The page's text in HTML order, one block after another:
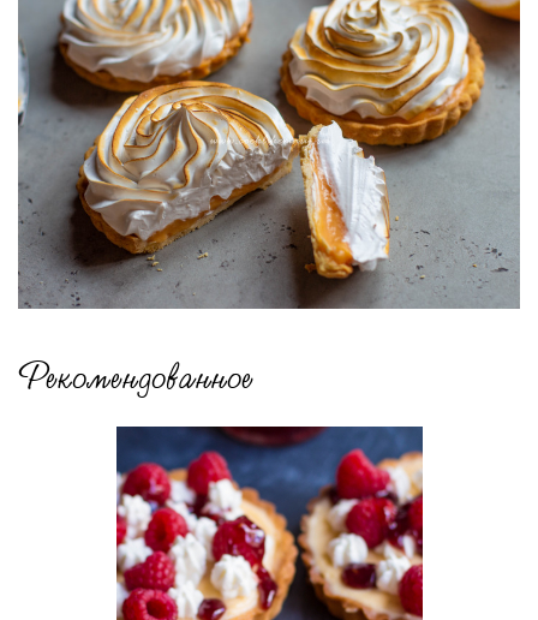
Рекомендованное